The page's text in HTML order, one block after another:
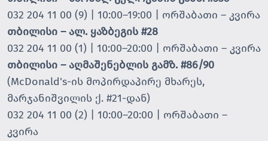
032 204 11 00 (9) | 10:00–19:00 | ორშაბათი – კვირა
თბილისი – ალ. ყაზბეგის #28
032 204 11 00 (1) | 10:00–20:00 | ორშაბათი – კვირა
თბილისი – აღმაშენებლის გამზ. #86/90
(McDonald's-ის მოპირდაპირე მხარეს,
მარჯანიშვილის ქ. #21-დან)
032 204 11 00 (2) | 10:00–20:00 | ორშაბათი –
კვირა